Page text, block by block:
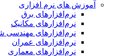
آموزش های نرم افزاری
نرم‌افزارهای برق
نرم‌افزارهای مکانیک
نرم‌افزارهای مهندسی شیمی
نرم‌افزارهای عمران
نرم‌افزارهای معماری